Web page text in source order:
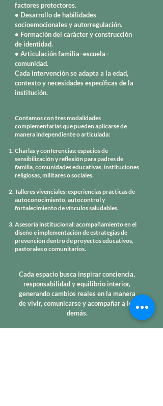
factores protectores.
• Desarrollo de habilidades
socioemocionales y autorregulación.
• Formación del carácter y construcción
de identidad.
• Articulación familia–escuela–
comunidad.
Cada intervención se adapta a la edad,
contexto y necesidades específicas de la
institución.
Contamos con tres modalidades
complementarias que pueden aplicarse de
manera independiente o articulada:
Charlas y conferencias: espacios de
sensibilización y reflexión para padres de
familia, comunidades educativas, instituciones
religiosas, militares o sociales.
Talleres vivenciales: experiencias prácticas de
autoconocimiento, autocontrol y
fortalecimiento de vínculos saludables.
Asesoría institucional: acompañamiento en el
diseño e implementación de estrategias de
prevención dentro de proyectos educativos,
pastorales o comunitarios.
​Cada espacio busca inspirar conciencia,
responsabilidad y equilibrio interior,
generando cambios reales en la manera
de vivir, comunicarse y acompañar a los
demás.